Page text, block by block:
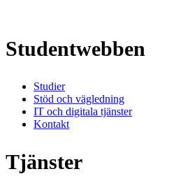
Studentwebben
Studier
Stöd och vägledning
IT och digitala tjänster
Kontakt
Tjänster